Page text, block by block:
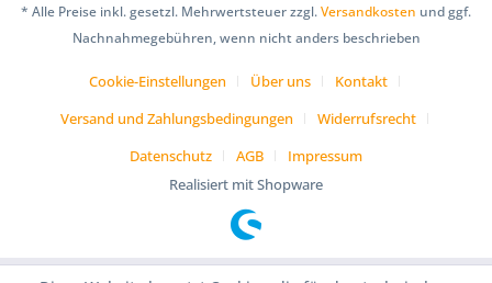
* Alle Preise inkl. gesetzl. Mehrwertsteuer zzgl.Versandkosten und ggf.
Nachnahmegebühren, wenn nicht anders beschrieben
Cookie-Einstellungen Über uns
Kontakt
Versand und Zahlungsbedingungen
Widerrufsrecht
Datenschutz
AGB
Impressum
Realisiert mit Shopware